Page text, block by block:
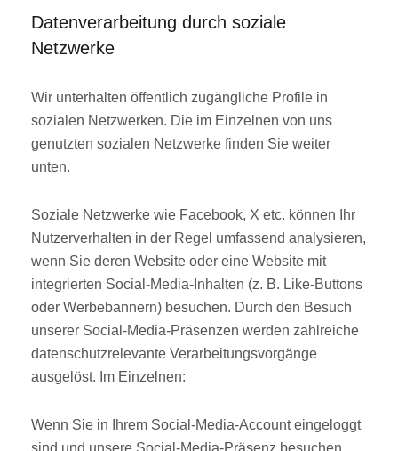
Datenverarbeitung durch soziale
Netzwerke
Wir unterhalten öffentlich zugängliche Profile in
sozialen Netzwerken. Die im Einzelnen von uns
genutzten sozialen Netzwerke finden Sie weiter
unten.
Soziale Netzwerke wie Facebook, X etc. können Ihr
Nutzerverhalten in der Regel umfassend analysieren,
wenn Sie deren Website oder eine Website mit
integrierten Social-Media-Inhalten (z. B. Like-Buttons
oder Werbebannern) besuchen. Durch den Besuch
unserer Social-Media-Präsenzen werden zahlreiche
datenschutzrelevante Verarbeitungsvorgänge
ausgelöst. Im Einzelnen:
Wenn Sie in Ihrem Social-Media-Account eingeloggt
sind und unsere Social-Media-Präsenz besuchen,